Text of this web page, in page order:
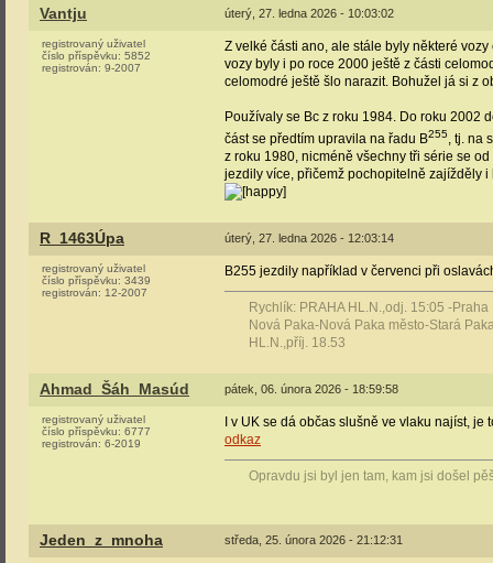
Vantju úterý, 27. ledna 2026 - 10:03:02
registrovaný uživatel
číslo příspěvku: 5852
registrován: 9-2007
Z velké části ano, ale stále byly některé
vozy byly i po roce 2000 ještě z části
celomodré ještě šlo narazit. Bohužel já si z
Používaly se Bc z roku 1984. Do roku 2002
část se předtím upravila na řadu B255, tj. na
z roku 1980, nicméně všechny tři série se
jezdily více, přičemž pochopitelně zajížděly
R_1463Úpa úterý, 27. ledna 2026 - 12:03:14
registrovaný uživatel
číslo příspěvku: 3439
registrován: 12-2007
B255 jezdily například v červenci při
Rychlík: PRAHA HL.N.,odj. 15:05 -
Nová Paka-Nová Paka město-Stará
HL.N.,příj. 18.53
Ahmad_Šáh_Masúd pátek, 06. února 2026 - 18:59:58
registrovaný uživatel
číslo příspěvku: 6777
registrován: 6-2019
I v UK se dá občas slušně ve vlaku najíst, je
odkaz
Opravdu jsi byl jen tam, kam jsi došel
Jeden_z_mnoha středa, 25. února 2026 - 21:12:31